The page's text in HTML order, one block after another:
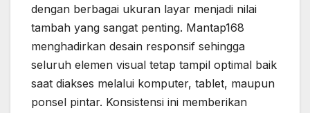
dengan berbagai ukuran layar menjadi nilai
tambah yang sangat penting. Mantap168
menghadirkan desain responsif sehingga
seluruh elemen visual tetap tampil optimal baik
saat diakses melalui komputer, tablet, maupun
ponsel pintar. Konsistensi ini memberikan